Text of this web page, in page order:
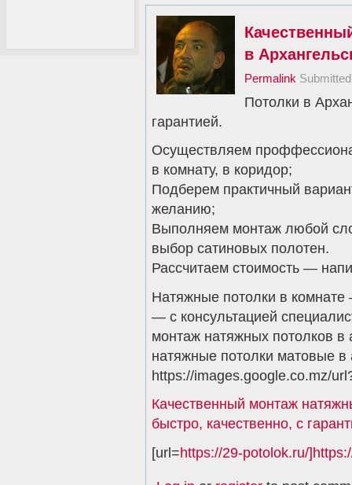
в
Permalink
Потолки в
гарантией.
Осуществляем
в комнату, в коридор;
Подберем практичный
желанию;
Выполняем монтаж любой
выбор сатиновых полотен.
Рассчитаем стоимость —
Натяжные потолки в
— с консультацией
монтаж натяжных потолков в
натяжные потолки матовые в
https://images.google.co.mz/
Качественный монтаж
быстро, качественно, с
[url=https://29-potolok.ru/